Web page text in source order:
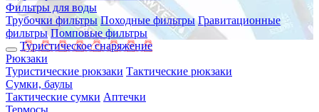
Фильтры для воды
Трубочки фильтры Походные фильтры Гравитационные
фильтры Помповые фильтры
Туристическое снаряжение
Рюкзаки
Туристические рюкзаки Тактические рюкзаки
Сумки, баулы
Тактические сумки Аптечки